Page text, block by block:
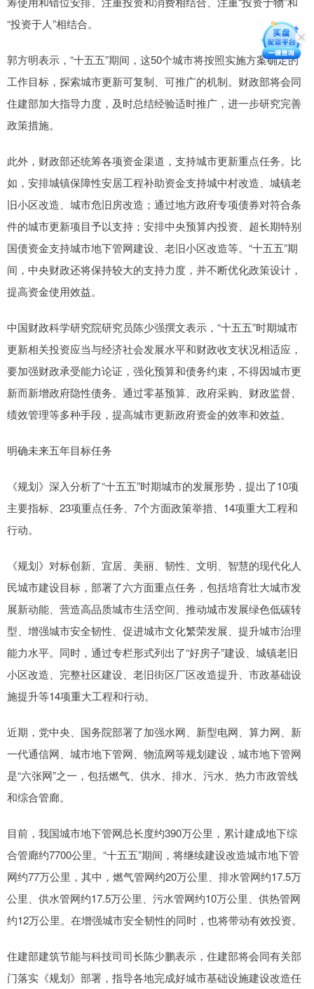
“投资于人”相结合。
郭方明表示，“十五五”期间，这50个城市将按照实施方案确定的
工作目标，探索城市更新可复制、可推广的机制。财政部将会同
住建部加大指导力度，及时总结经验适时推广，进一步研究完善
政策措施。
此外，财政部还统筹各项资金渠道，支持城市更新重点任务。比
如，安排城镇保障性安居工程补助资金支持城中村改造、城镇老
旧小区改造、城市危旧房改造；通过地方政府专项债券对符合条
件的城市更新项目予以支持；安排中央预算内投资、超长期特别
国债资金支持城市地下管网建设、老旧小区改造等。“十五五”期
间，中央财政还将保持较大的支持力度，并不断优化政策设计，
提高资金使用效益。
中国财政科学研究院研究员陈少强撰文表示，“十五五”时期城市
更新相关投资应当与经济社会发展水平和财政收支状况相适应，
要加强财政承受能力论证，强化预算和债务约束，不得因城市更
新而新增政府隐性债务。通过零基预算、政府采购、财政监督、
绩效管理等多种手段，提高城市更新政府资金的效率和效益。
明确未来五年目标任务
《规划》深入分析了“十五五”时期城市的发展形势，提出了10项
主要指标、23项重点任务、7个方面政策举措、14项重大工程和
行动。
《规划》对标创新、宜居、美丽、韧性、文明、智慧的现代化人
民城市建设目标，部署了六方面重点任务，包括培育壮大城市发
展新动能、营造高品质城市生活空间、推动城市发展绿色低碳转
型、增强城市安全韧性、促进城市文化繁荣发展、提升城市治理
能力水平。同时，通过专栏形式列出了“好房子”建设、城镇老旧
小区改造、完整社区建设、老旧街区厂区改造提升、市政基础设
施提升等14项重大工程和行动。
近期，党中央、国务院部署了加强水网、新型电网、算力网、新
一代通信网、城市地下管网、物流网等规划建设，城市地下管网
是“六张网”之一，包括燃气、供水、排水、污水、热力市政管线
和综合管廊。
目前，我国城市地下管网总长度约390万公里，累计建成地下综
合管廊约7700公里。“十五五”期间，将继续建设改造城市地下管
网约77万公里，其中，燃气管网约20万公里、排水管网约17.5万
公里、供水管网约17.5万公里、污水管网约10万公里、供热管网
约12万公里。在增强城市安全韧性的同时，也将带动有效投资。
住建部建筑节能与科技司司长陈少鹏表示，住建部将会同有关部
门落实《规划》部署，指导各地完成好城市基础设施建设改造任